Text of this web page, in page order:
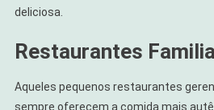
deliciosa.
Restaurantes
Aqueles pequenos restaurantes
sempre oferecem a comida mais